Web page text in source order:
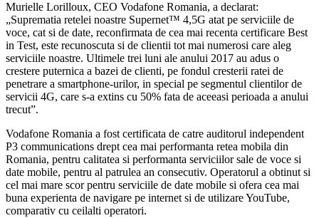
Murielle Lorilloux, CEO Vodafone Romania, a declarat:
„Suprematia retelei noastre Supernet™ 4,5G atat pe serviciile de
voce, cat si de date, reconfirmata de cea mai recenta certificare Best
in Test, este recunoscuta si de clientii tot mai numerosi care aleg
serviciile noastre. Ultimele trei luni ale anului 2017 au adus o
crestere puternica a bazei de clienti, pe fondul cresterii ratei de
penetrare a smartphone-urilor, in special pe segmentul clientilor de
servicii 4G, care s-a extins cu 50% fata de aceeasi perioada a anului
trecut”.
Vodafone Romania a fost certificata de catre auditorul independent
P3 communications drept cea mai performanta retea mobila din
Romania, pentru calitatea si performanta serviciilor sale de voce si
date mobile, pentru al patrulea an consecutiv. Operatorul a obtinut si
cel mai mare scor pentru serviciile de date mobile si ofera cea mai
buna experienta de navigare pe internet si de utilizare YouTube,
comparativ cu ceilalti operatori.